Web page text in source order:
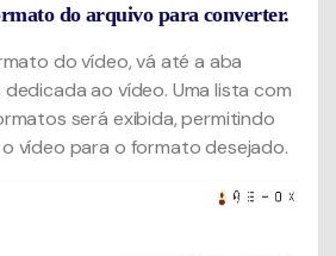
do arquivo para converter.
do vídeo, vá até a aba
ao vídeo. Uma lista com
será exibida, permitindo
vídeo para o formato desejado.